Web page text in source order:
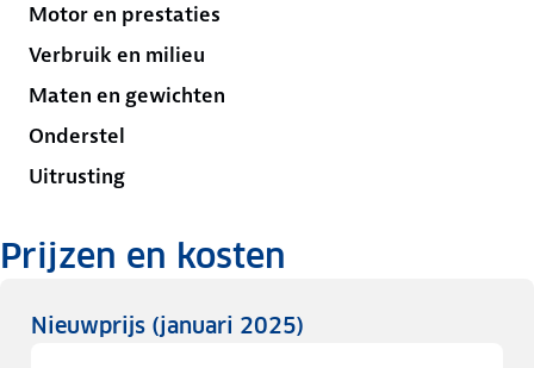
Motor en prestaties
Verbruik en milieu
Maten en gewichten
Onderstel
Uitrusting
Prijzen en kosten
Nieuwprijs (januari 2025)